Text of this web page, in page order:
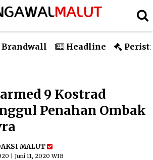
Brandwall Headline
9 Kostrad
Penahan Ombak
MALUT
| Juni 11, 2020 WIB